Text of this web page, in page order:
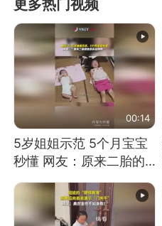
更多热门视频
00:14
5岁姐姐示范 5个月宝宝
秒懂 网友：原来二胎的